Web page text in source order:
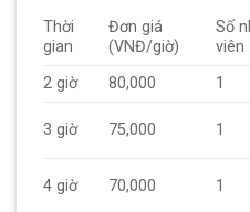
Thời
gian
Đơn giá
(VNĐ/giờ)
Số
viên
2 giờ 80,000 1
3 giờ 75,000 1
4 giờ 70,000 1